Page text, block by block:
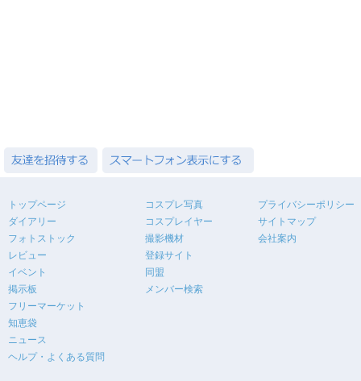
トップページ
ダイアリー
フォトストック
レビュー
イベント
掲示板
フリーマーケット
知恵袋
ニュース
ヘルプ・よくある質問
コスプレ写真
コスプレイヤー
撮影機材
登録サイト
同盟
メンバー検索
プライバシーポリシー
サイトマップ
会社案内